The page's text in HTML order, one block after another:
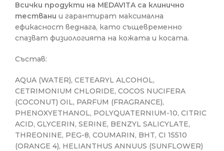
Всички продукти на MEDAVITA са клинично
тествани и гарантират максимална
ефикасност веднага, като същевременно
спазват физиологията на кожата и косата.
Състав:
AQUA (WATER), CETEARYL ALCOHOL,
CETRIMONIUM CHLORIDE, COCOS NUCIFERA
(COCONUT) OIL, PARFUM (FRAGRANCE),
PHENOXYETHANOL, POLYQUATERNIUM-10, CITRIC
ACID, GLYCERIN, SERINE, BENZYL SALICYLATE,
THREONINE, PEG-8, COUMARIN, BHT, CI 15510
(ORANGE 4), HELIANTHUS ANNUUS (SUNFLOWER)